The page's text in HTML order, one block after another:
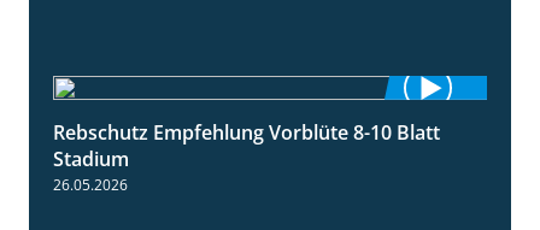
1:55
Rebschutz Empfehlung Vorblüte 8-10 Blatt
Stadium
26.05.2026